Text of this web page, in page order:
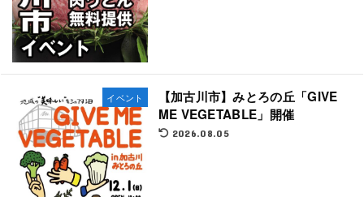
イベント
【加古川市】みとろの丘「GIVE
ME VEGETABLE」開催
2026.08.05